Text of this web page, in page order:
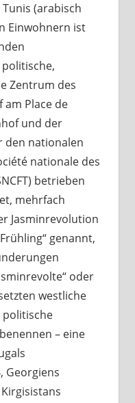
(arabisch
Zentrum des
Place de
und der
den nationalen
nationale des
betrieben
mehrfach
Jasminrevolution
genannt,
oder
westliche
– eine
Georgiens